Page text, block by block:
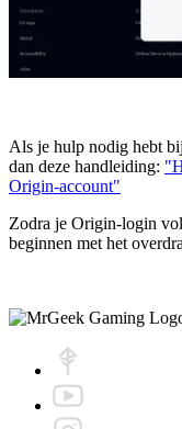
Als je hulp nodig hebt
dan deze handleiding:
Origin-account"
Zodra je Origin-login
beginnen met het